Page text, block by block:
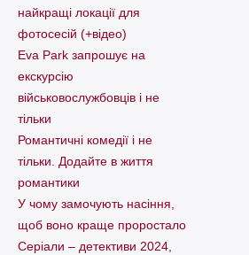
найкращі локації для
фотосесій (+відео)
Eva Park запрошує на
екскурсію
військовослужбовців і не
тільки
Романтичні комедії і не
тільки. Додайте в життя
романтики
У чому замочують насіння,
щоб воно краще проростало
Серіали – детективи 2024,